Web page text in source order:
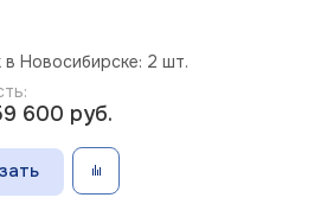
в Новосибирске: 2 шт.
600 руб.